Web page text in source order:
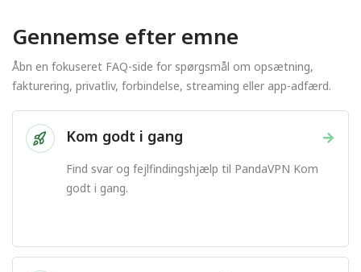
Gennemse efter emne
Åbn en fokuseret FAQ-side for spørgsmål om opsætning,
fakturering, privatliv, forbindelse, streaming eller app-adfærd.
→
Kom godt i gang
Find svar og fejlfindingshjælp til PandaVPN Kom
godt i gang.